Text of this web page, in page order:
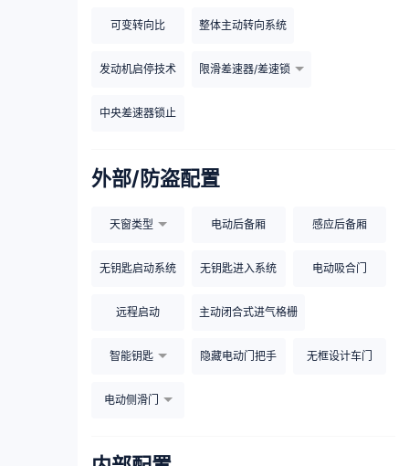
可变转向比 整体主动转向系统
发动机启停技术 限滑差速器/差速锁
中央差速器锁止
外部/防盗配置
天窗类型 电动后备厢 感应后备厢
无钥匙启动系统 无钥匙进入系统 电动吸合门
远程启动 主动闭合式进气格栅
智能钥匙 隐藏电动门把手 无框设计车门
电动侧滑门